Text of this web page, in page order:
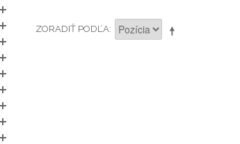
ZORADIŤ PODĽA